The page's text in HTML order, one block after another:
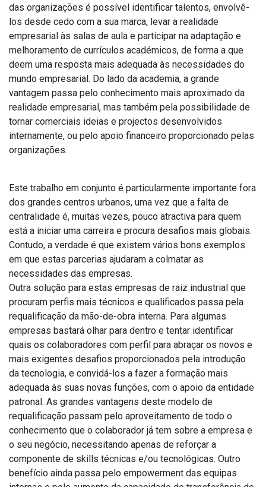
das organizações é possível identificar talentos, envolvê-
los desde cedo com a sua marca, levar a realidade
empresarial às salas de aula e participar na adaptação e
melhoramento de currículos académicos, de forma a que
deem uma resposta mais adequada às necessidades do
mundo empresarial. Do lado da academia, a grande
vantagem passa pelo conhecimento mais aproximado da
realidade empresarial, mas também pela possibilidade de
tornar comerciais ideias e projectos desenvolvidos
internamente, ou pelo apoio financeiro proporcionado pelas
organizações.
Este trabalho em conjunto é particularmente importante fora
dos grandes centros urbanos, uma vez que a falta de
centralidade é, muitas vezes, pouco atractiva para quem
está a iniciar uma carreira e procura desafios mais globais.
Contudo, a verdade é que existem vários bons exemplos
em que estas parcerias ajudaram a colmatar as
necessidades das empresas.
Outra solução para estas empresas de raiz industrial que
procuram perfis mais técnicos e qualificados passa pela
requalificação da mão-de-obra interna. Para algumas
empresas bastará olhar para dentro e tentar identificar
quais os colaboradores com perfil para abraçar os novos e
mais exigentes desafios proporcionados pela introdução
da tecnologia, e convidá-los a fazer a formação mais
adequada às suas novas funções, com o apoio da entidade
patronal. As grandes vantagens deste modelo de
requalificação passam pelo aproveitamento de todo o
conhecimento que o colaborador já tem sobre a empresa e
o seu negócio, necessitando apenas de reforçar a
componente de skills técnicas e/ou tecnológicas. Outro
benefício ainda passa pelo empowerment das equipas